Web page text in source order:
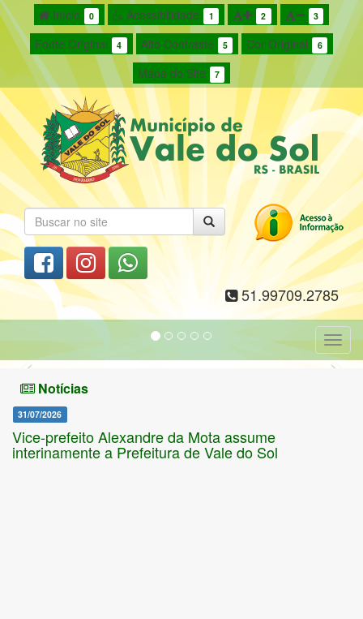
Início 0 Acessibilidade 1 2 3
Fonte Original 4 Alto Contraste 5 Cor Original 6
Mapa do Site 7
51.99709.2785
Previous
Notícias
31/07/2026
Vice-prefeito Alexandre da Mota assume
interinamente a Prefeitura de Vale do Sol